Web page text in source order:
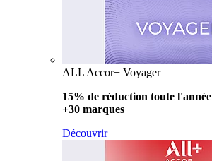
ALL Accor+ Voyager
15% de réduction toute l'année
+30 marques
Découvrir